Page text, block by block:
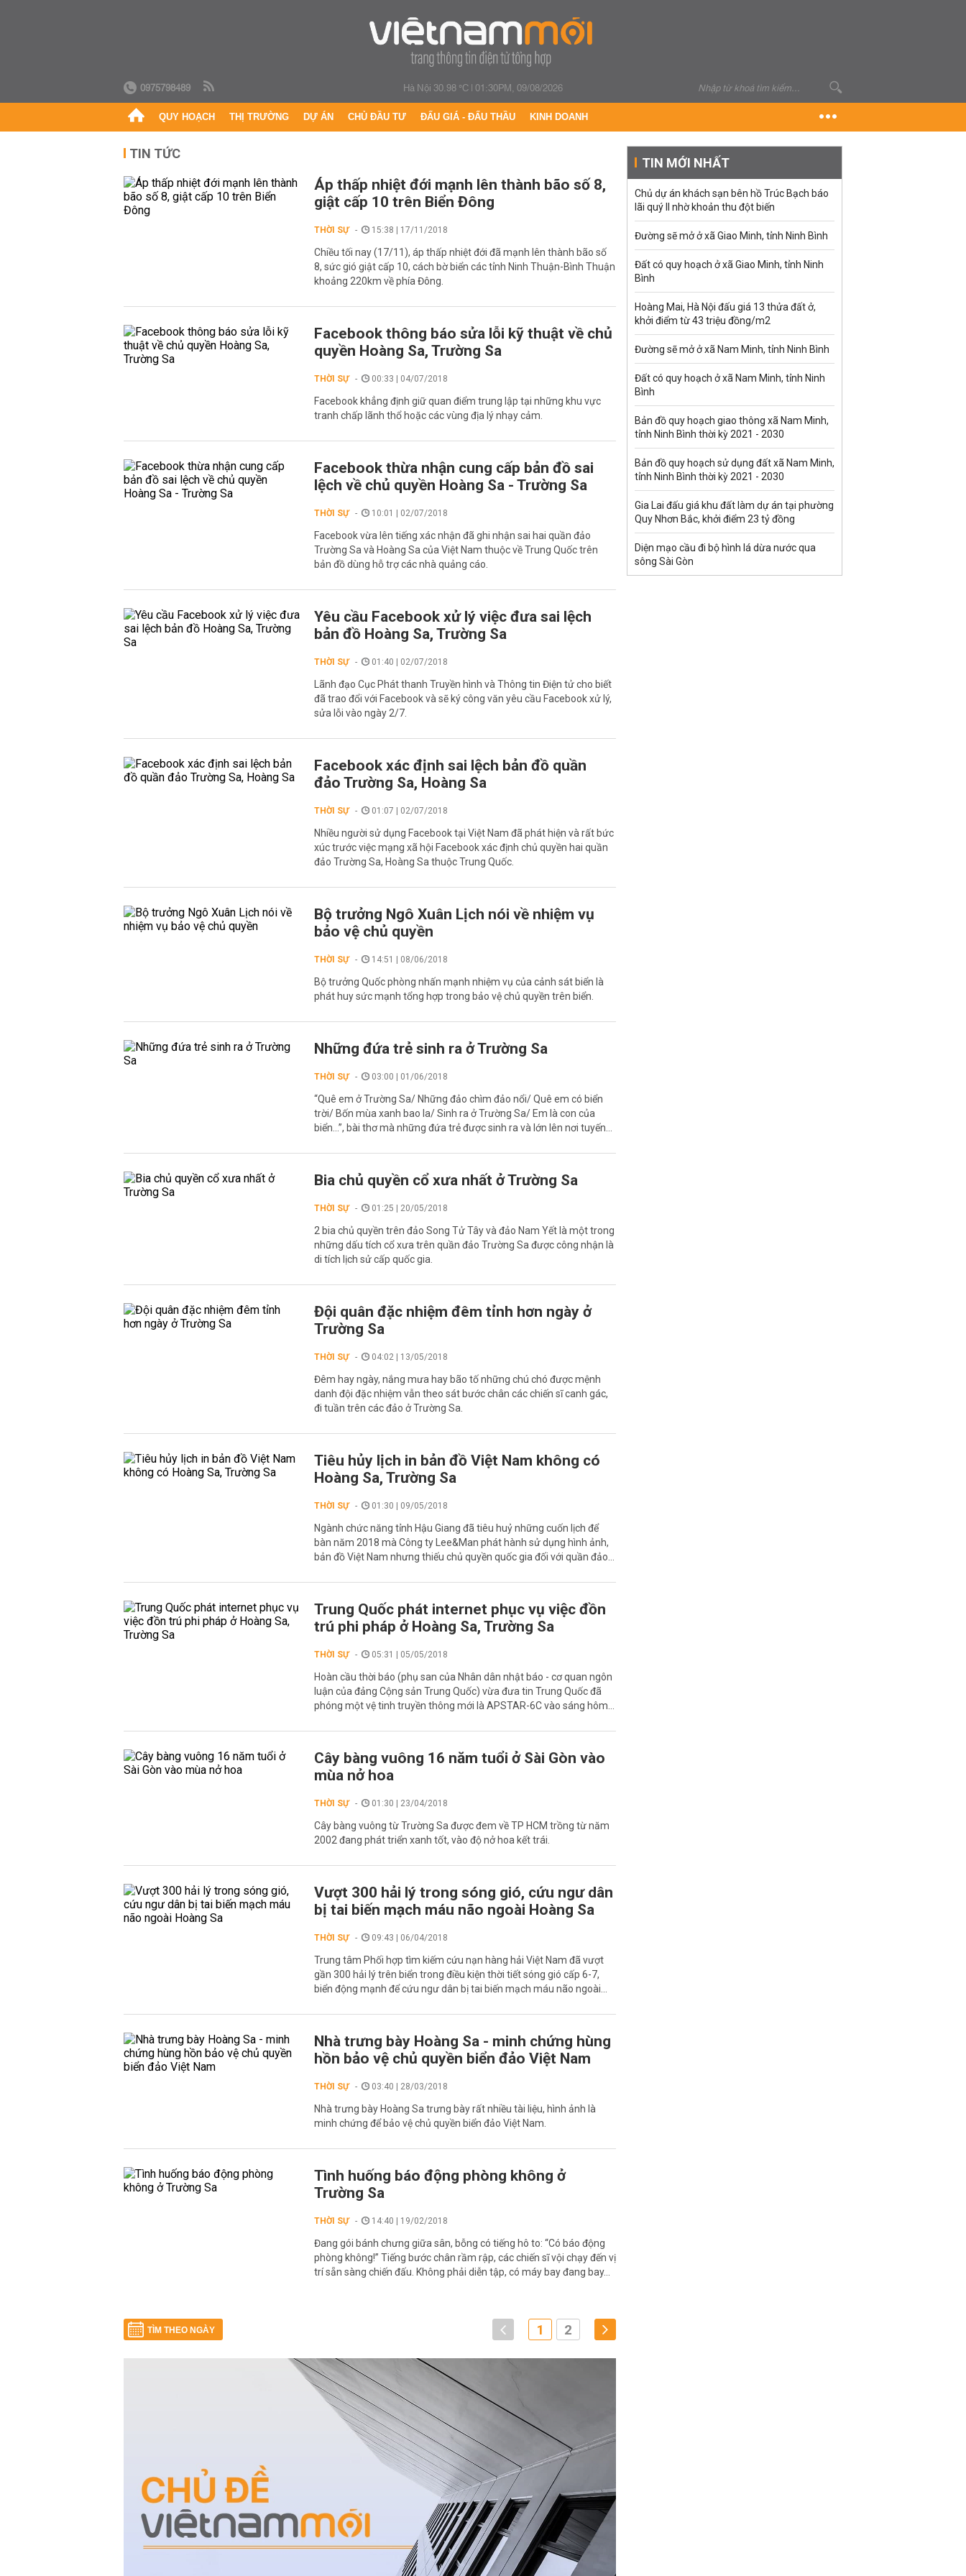
0975798489 Hà Nội 30.98 °C|01:30PM, 09/08/2026
QUY HOẠCH THỊ TRƯỜNG DỰ ÁN CHỦ ĐẦU TƯ ĐẤU GIÁ - ĐẤU THẦU KINH DOANH
TIN TỨC
Áp thấp nhiệt đới mạnh lên thành bão số 8,
giật cấp 10 trên Biển Đông
THỜI SỰ 15:38 | 17/11/2018
Chiều tối nay (17/11), áp thấp nhiệt đới đã mạnh lên thành bão số
8, sức gió giật cấp 10, cách bờ biển các tỉnh Ninh Thuận-Bình Thuận
khoảng 220km về phía Đông.
Facebook thông báo sửa lỗi kỹ thuật về chủ
quyền Hoàng Sa, Trường Sa
THỜI SỰ 00:33 | 04/07/2018
Facebook khẳng định giữ quan điểm trung lập tại những khu vực
tranh chấp lãnh thổ hoặc các vùng địa lý nhạy cảm.
Facebook thừa nhận cung cấp bản đồ sai
lệch về chủ quyền Hoàng Sa - Trường Sa
THỜI SỰ 10:01 | 02/07/2018
Facebook vừa lên tiếng xác nhận đã ghi nhận sai hai quần đảo
Trường Sa và Hoàng Sa của Việt Nam thuộc về Trung Quốc trên
bản đồ dùng hỗ trợ các nhà quảng cáo.
Yêu cầu Facebook xử lý việc đưa sai lệch
bản đồ Hoàng Sa, Trường Sa
THỜI SỰ 01:40 | 02/07/2018
Lãnh đạo Cục Phát thanh Truyền hình và Thông tin Điện tử cho biết
đã trao đổi với Facebook và sẽ ký công văn yêu cầu Facebook xử lý,
sửa lỗi vào ngày 2/7.
Facebook xác định sai lệch bản đồ quần
đảo Trường Sa, Hoàng Sa
THỜI SỰ 01:07 | 02/07/2018
Nhiều người sử dụng Facebook tại Việt Nam đã phát hiện và rất bức
xúc trước việc mạng xã hội Facebook xác định chủ quyền hai quần
đảo Trường Sa, Hoàng Sa thuộc Trung Quốc.
Bộ trưởng Ngô Xuân Lịch nói về nhiệm vụ
bảo vệ chủ quyền
THỜI SỰ 14:51 | 08/06/2018
Bộ trưởng Quốc phòng nhấn mạnh nhiệm vụ của cảnh sát biển là
phát huy sức mạnh tổng hợp trong bảo vệ chủ quyền trên biển.
Những đứa trẻ sinh ra ở Trường Sa
THỜI SỰ 03:00 | 01/06/2018
“Quê em ở Trường Sa/ Những đảo chìm đảo nổi/ Quê em có biển
trời/ Bốn mùa xanh bao la/ Sinh ra ở Trường Sa/ Em là con của
biển…”, bài thơ mà những đứa trẻ được sinh ra và lớn lên nơi tuyến...
Bia chủ quyền cổ xưa nhất ở Trường Sa
THỜI SỰ 01:25 | 20/05/2018
2 bia chủ quyền trên đảo Song Tử Tây và đảo Nam Yết là một trong
những dấu tích cổ xưa trên quần đảo Trường Sa được công nhận là
di tích lịch sử cấp quốc gia.
Đội quân đặc nhiệm đêm tỉnh hơn ngày ở
Trường Sa
THỜI SỰ 04:02 | 13/05/2018
Đêm hay ngày, nắng mưa hay bão tố những chú chó được mệnh
danh đội đặc nhiệm vẫn theo sát bước chân các chiến sĩ canh gác,
đi tuần trên các đảo ở Trường Sa.
Tiêu hủy lịch in bản đồ Việt Nam không có
Hoàng Sa, Trường Sa
THỜI SỰ 01:30 | 09/05/2018
Ngành chức năng tỉnh Hậu Giang đã tiêu huỷ những cuốn lịch để
bàn năm 2018 mà Công ty Lee&Man phát hành sử dụng hình ảnh,
bản đồ Việt Nam nhưng thiếu chủ quyền quốc gia đối với quần đảo...
Trung Quốc phát internet phục vụ việc đồn
trú phi pháp ở Hoàng Sa, Trường Sa
THỜI SỰ 05:31 | 05/05/2018
Hoàn cầu thời báo (phụ san của Nhân dân nhật báo - cơ quan ngôn
luận của đảng Cộng sản Trung Quốc) vừa đưa tin Trung Quốc đã
phóng một vệ tinh truyền thông mới là APSTAR-6C vào sáng hôm...
Cây bàng vuông 16 năm tuổi ở Sài Gòn vào
mùa nở hoa
THỜI SỰ 01:30 | 23/04/2018
Cây bàng vuông từ Trường Sa được đem về TP HCM trồng từ năm
2002 đang phát triển xanh tốt, vào độ nở hoa kết trái.
Vượt 300 hải lý trong sóng gió, cứu ngư dân
bị tai biến mạch máu não ngoài Hoàng Sa
THỜI SỰ 09:43 | 06/04/2018
Trung tâm Phối hợp tìm kiếm cứu nạn hàng hải Việt Nam đã vượt
gần 300 hải lý trên biển trong điều kiện thời tiết sóng gió cấp 6-7,
biển động mạnh để cứu ngư dân bị tai biến mạch máu não ngoài...
Nhà trưng bày Hoàng Sa - minh chứng hùng
hồn bảo vệ chủ quyền biển đảo Việt Nam
THỜI SỰ 03:40 | 28/03/2018
Nhà trưng bày Hoàng Sa trưng bày rất nhiều tài liệu, hình ảnh là
minh chứng để bảo vệ chủ quyền biển đảo Việt Nam.
Tình huống báo động phòng không ở
Trường Sa
THỜI SỰ 14:40 | 19/02/2018
Đang gói bánh chưng giữa sân, bỗng có tiếng hô to: “Có báo động
phòng không!” Tiếng bước chân rầm rập, các chiến sĩ vội chạy đến vị
trí sẵn sàng chiến đấu. Không phải diễn tập, có máy bay đang bay...
TÌM THEO NGÀY 1 2
TIN MỚI NHẤT
Chủ dự án khách sạn bên hồ Trúc Bạch báo
lãi quý II nhờ khoản thu đột biến
Đường sẽ mở ở xã Giao Minh, tỉnh Ninh Bình
Đất có quy hoạch ở xã Giao Minh, tỉnh Ninh
Bình
Hoàng Mai, Hà Nội đấu giá 13 thửa đất ở,
khởi điểm từ 43 triệu đồng/m2
Đường sẽ mở ở xã Nam Minh, tỉnh Ninh Bình
Đất có quy hoạch ở xã Nam Minh, tỉnh Ninh
Bình
Bản đồ quy hoạch giao thông xã Nam Minh,
tỉnh Ninh Bình thời kỳ 2021 - 2030
Bản đồ quy hoạch sử dụng đất xã Nam Minh,
tỉnh Ninh Bình thời kỳ 2021 - 2030
Gia Lai đấu giá khu đất làm dự án tại phường
Quy Nhơn Bắc, khởi điểm 23 tỷ đồng
Diện mạo cầu đi bộ hình lá dừa nước qua
sông Sài Gòn